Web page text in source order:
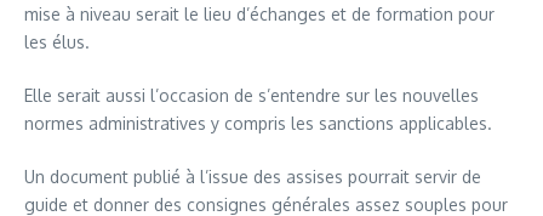
mise à niveau serait le lieu d’échanges et de formation pour
les élus.
Elle serait aussi l’occasion de s’entendre sur les nouvelles
normes administratives y compris les sanctions applicables.
Un document publié à l’issue des assises pourrait servir de
guide et donner des consignes générales assez souples pour